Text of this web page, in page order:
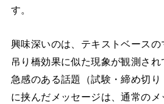
す。
興味深いのは、テキストベース
吊り橋効果に似た現象が観測さ
急感のある話題（試験・締め切
に挟んだメッセージは、通常の